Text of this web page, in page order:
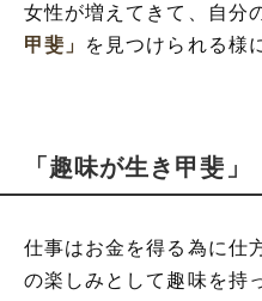
女性が増えてきて、自分
甲斐」
を見つけられる様
「趣味が生き甲斐」
仕事はお金を得る為に仕
の楽しみとして趣味を持